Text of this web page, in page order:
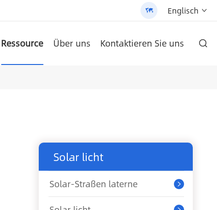
 Englisch 
Ressource Über uns Kontaktieren Sie uns 
Solar licht
Solar-Straßen laterne 